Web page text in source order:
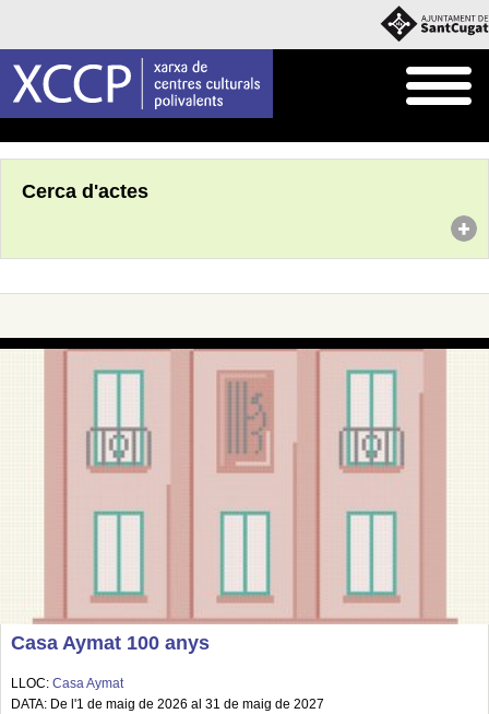
Cerca d'actes
Casa Aymat 100 anys
LLOC: Casa Aymat
DATA: De l'1 de maig de 2026 al 31 de maig de 2027